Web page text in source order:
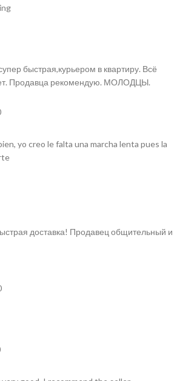
быстрая,курьером в квартиру. Всё
Продавца рекомендую. МОЛОДЦЫ.
yo creo le falta una marcha lenta pues la
доставка! Продавец общительный и